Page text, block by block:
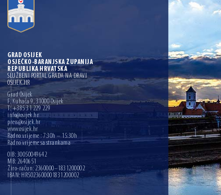
GRAD OSIJEK
OSJEČKO-BARANJSKA ŽUPANIJA
REPUBLIKA HRVATSKA
SLUŽBENI PORTAL GRADA NA DRAVI
OSIJEK.HR
Grad Osijek
F. Kuhača 9, 31000 Osijek
T: +385 31 229 229
info@osijek.hr
press@osijek.hr
www.osijek.hr
Radno vrijeme : 7:30h – 15:30h
Radno vrijeme sa strankama
OIB: 30050049642
MB: 2640651
Žiro-račun: 2360000–1831200002
IBAN: HR5023600001831200002